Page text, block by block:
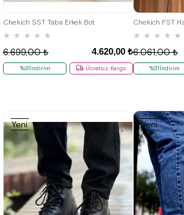
Chekich SST Taba Erkek Bot
★ ★ ★ ★ ★
4.620,00 ₺
6.699,00 ₺
%31İndirim Ücretsiz Kargo
Chekich FST
★ ★ ★ ★ ★
6.061,00 ₺
%31İndirim
40
Yeni
Ürün
Yeni
Ürün